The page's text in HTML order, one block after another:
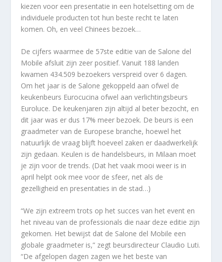
kiezen voor een presentatie in een hotelsetting om de
individuele producten tot hun beste recht te laten
komen. Oh, en veel Chinees bezoek…
De cijfers waarmee de 57ste editie van de Salone del
Mobile afsluit zijn zeer positief. Vanuit 188 landen
kwamen 434.509 bezoekers verspreid over 6 dagen.
Om het jaar is de Salone gekoppeld aan ofwel de
keukenbeurs Eurocucina ofwel aan verlichtingsbeurs
Euroluce. De keukenjaren zijn altijd al beter bezocht, en
dit jaar was er dus 17% meer bezoek. De beurs is een
graadmeter van de Europese branche, hoewel het
natuurlijk de vraag blijft hoeveel zaken er daadwerkelijk
zijn gedaan. Keulen is de handelsbeurs, in Milaan moet
je zijn voor de trends. (Dat het vaak mooi weer is in
april helpt ook mee voor de sfeer, net als de
gezelligheid en presentaties in de stad…)
“We zijn extreem trots op het succes van het event en
het niveau van de professionals die naar deze editie zijn
gekomen. Het bewijst dat de Salone del Mobile een
globale graadmeter is,” zegt beursdirecteur Claudio Luti.
“De afgelopen dagen zagen we het beste van